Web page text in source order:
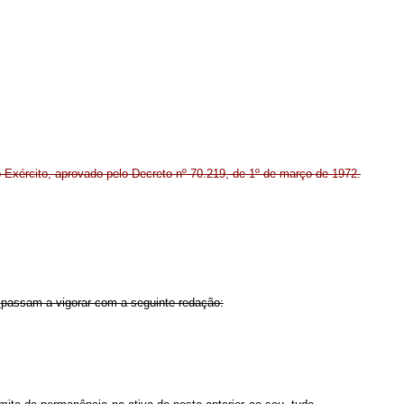
aprovado pelo Decreto nº 70.219, de 1º de março de 1972.
passam a vigorar com a seguinte redação: